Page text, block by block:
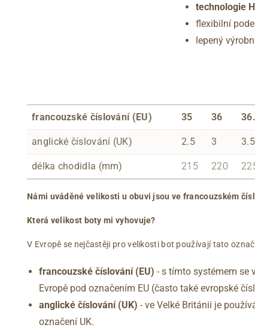
technologie
flexibilní
lepený
francouzské číslování (EU) 35 36
anglické číslování (UK) 2.5 3 3.5
délka chodidla (mm) 215 220
Námi uváděné velikosti u obuvi jsou ve francouzském
Která velikost boty mi vyhovuje?
V Evropě se nejčastěji pro velikosti bot používají tato
francouzské číslování (EU) - s tímto systémem se
Evropě pod označením EU (často také evropské
anglické číslování (UK) - ve Velké Británii je
označení UK.